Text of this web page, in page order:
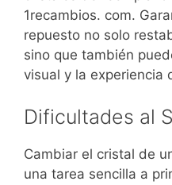
1recambios. com.
repuesto no solo
sino que también
visual y la experiencia
Dificultades al
Cambiar el cristal de
una tarea sencilla a